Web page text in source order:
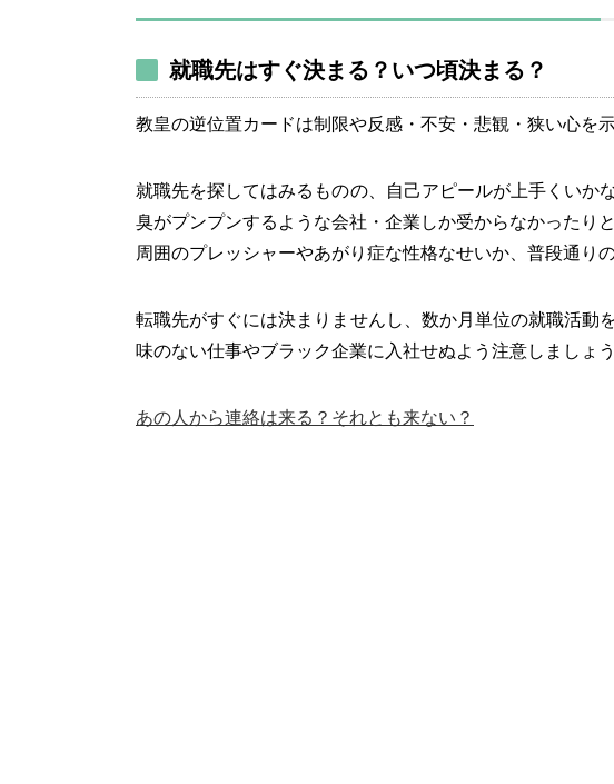
就職先はすぐ決まる？いつ頃決まる？
教皇の逆位置カードは制限や反感・不安・悲観・狭い心を示
就職先を探してはみるものの、自己アピールが上手くいか
臭がプンプンするような会社・企業しか受からなかったり
周囲のプレッシャーやあがり症な性格なせいか、普段通り
転職先がすぐには決まりませんし、数か月単位の就職活動
味のない仕事やブラック企業に入社せぬよう注意しましょう
あの人から連絡は来る？それとも来ない？